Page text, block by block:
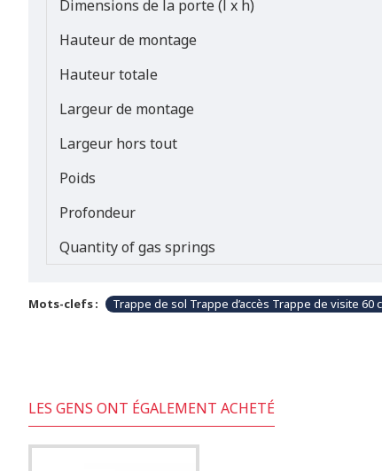
Dimensions de la porte (l x h)
Hauteur de montage
Hauteur totale
Largeur de montage
Largeur hors tout
Poids
Profondeur
Quantity of gas springs
Mots-clefs : Trappe de sol Trappe d’accès Trappe de visite 60
LES GENS ONT ÉGALEMENT ACHETÉ